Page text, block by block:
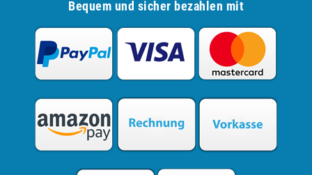
Bequem und sicher bezahlen mit